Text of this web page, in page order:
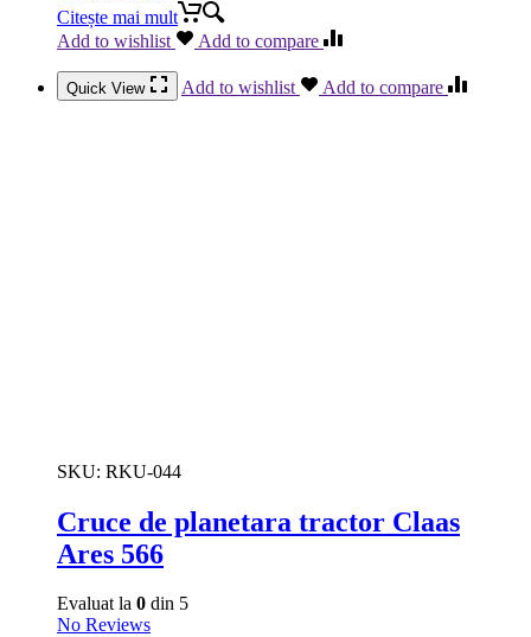
Citește mai mult
Add to wishlist
Add to compare
Quick View Add to wishlist Add to compare
SKU: RKU-044
Cruce de planetara tractor Claas
Ares 566
Evaluat la 0 din 5
No Reviews